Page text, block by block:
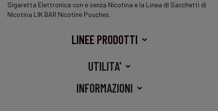
Sigaretta Elettronica con e senza Nicotina e la Linea di Sacchetti di
Nicotina LIK BAR Nicotine Pouches.
LINEE PRODOTTI
UTILITA'
INFORMAZIONI